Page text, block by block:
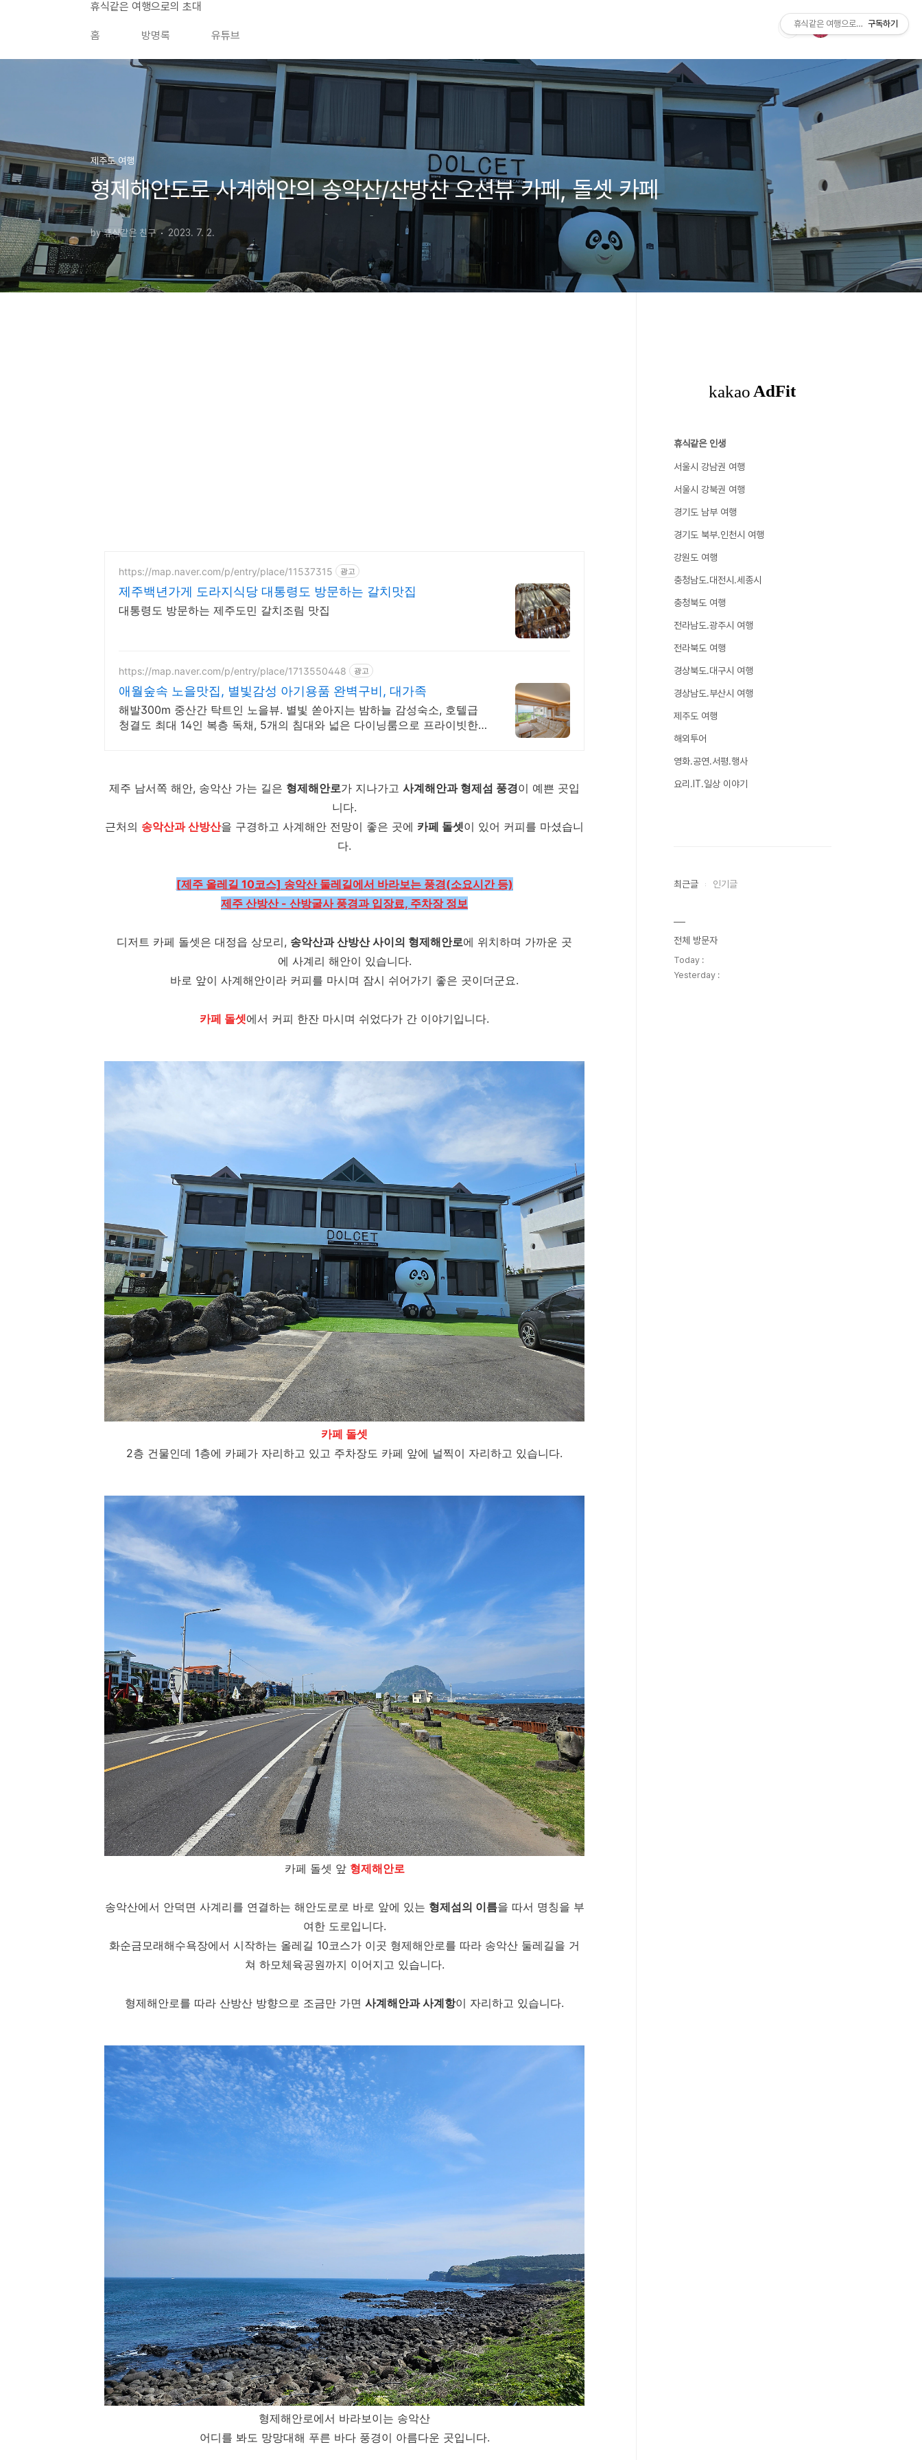
휴식같은 여행으로의 초대
홈 방명록 유튜브
제주도 여행
형제해안도로 사계해안의 송악산/산방산 오션뷰 카페, 돌셋 카페
by 휴식같은 친구 2023. 7. 2.
https://map.naver.com/p/entry/place/11537315 광고
제주백년가게 도라지식당 대통령도 방문하는 갈치맛집
대통령도 방문하는 제주도민 갈치조림 맛집
https://map.naver.com/p/entry/place/1713550448 광고
애월숲속 노을맛집, 별빛감성 아기용품 완벽구비, 대가족
해발300m 중산간 탁트인 노을뷰. 별빛 쏟아지는 밤하늘 감성숙소, 호텔급
청결도 최대 14인 복층 독채, 5개의 침대와 넓은 다이닝룸으로 프라이빗한
제주 남서쪽 해안, 송악산 가는 길은 형제해안로가 지나가고 사계해안과 형제섬 풍경이 예쁜 곳입
니다.
근처의 송악산과 산방산을 구경하고 사계해안 전망이 좋은 곳에 카페 돌셋이 있어 커피를 마셨습니
다.
[제주 올레길 10코스] 송악산 둘레길에서 바라보는 풍경(소요시간 등)
제주 산방산 - 산방굴사 풍경과 입장료, 주차장 정보
디저트 카페 돌셋은 대정읍 상모리, 송악산과 산방산 사이의 형제해안로에 위치하며 가까운 곳
에 사계리 해안이 있습니다.
바로 앞이 사계해안이라 커피를 마시며 잠시 쉬어가기 좋은 곳이더군요.
카페 돌셋에서 커피 한잔 마시며 쉬었다가 간 이야기입니다.
카페 돌셋
2층 건물인데 1층에 카페가 자리하고 있고 주차장도 카페 앞에 널찍이 자리하고 있습니다.
카페 돌셋 앞 형제해안로
송악산에서 안덕면 사계리를 연결하는 해안도로로 바로 앞에 있는 형제섬의 이름을 따서 명칭을 부
여한 도로입니다.
화순금모래해수욕장에서 시작하는 올레길 10코스가 이곳 형제해안로를 따라 송악산 둘레길을 거
쳐 하모체육공원까지 이어지고 있습니다.
형제해안로를 따라 산방산 방향으로 조금만 가면 사계해안과 사계항이 자리하고 있습니다.
형제해안로에서 바라보이는 송악산
어디를 봐도 망망대해 푸른 바다 풍경이 아름다운 곳입니다.
휴식같은 인생
서울시 강남권 여행
서울시 강북권 여행
경기도 남부 여행
경기도 북부.인천시 여행
강원도 여행
충청남도.대전시.세종시
충청북도 여행
전라남도.광주시 여행
전라북도 여행
경상북도.대구시 여행
경상남도.부산시 여행
제주도 여행
해외투어
영화.공연.서평.행사
요리.IT.일상 이야기
최근글 인기글
전체 방문자
Today :
Yesterday :
휴식같은 여행으로의 초대구독하기